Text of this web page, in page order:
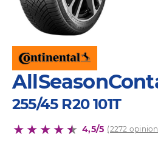
255/45 R20 101T
4,5/5 (2272